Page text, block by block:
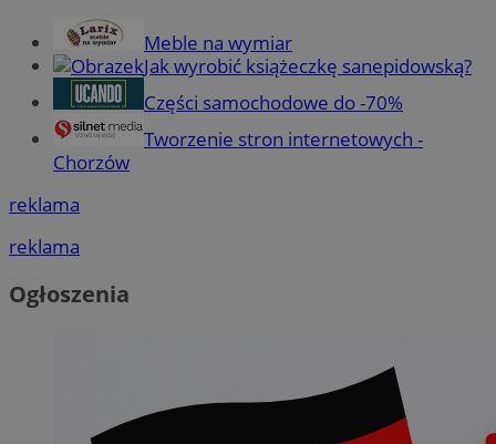
Meble na wymiar
Jak wyrobić książeczkę sanepidowską?
Części samochodowe do -70%
Tworzenie stron internetowych -
Chorzów
reklama
reklama
Ogłoszenia